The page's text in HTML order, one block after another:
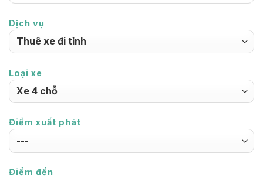
Dịch vụ
Loại xe
Điểm xuất phát
Điểm đến